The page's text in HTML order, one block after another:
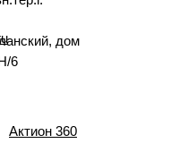
дом
6
Актион 360